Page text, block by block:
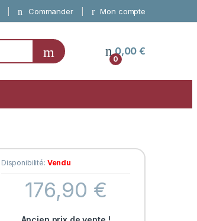
Commander Mon compte
0
0,00€
Disponibilité: Vendu
176,90 €